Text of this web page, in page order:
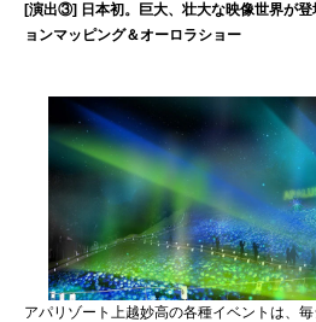
[演出③] 日本初。巨大、壮大な映像世界が
ョンマッピング＆オーロラショー
アパリゾート上越妙高の各種イベントは、